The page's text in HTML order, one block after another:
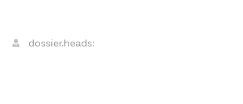
dossier.heads: